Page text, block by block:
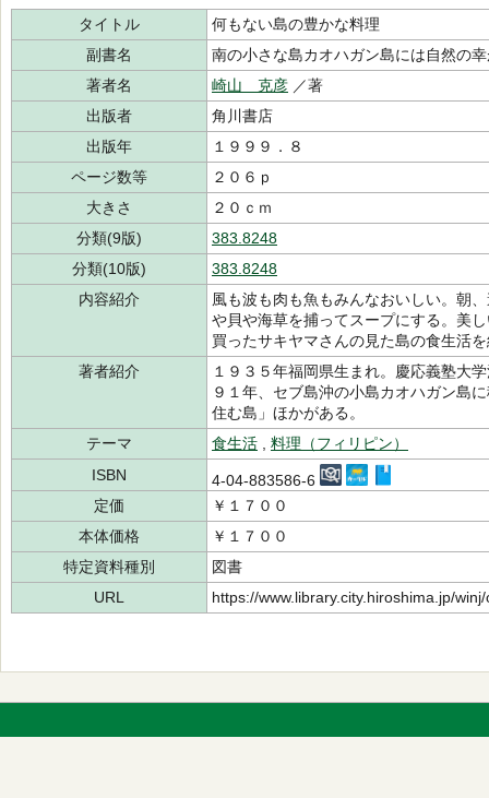
タイトル
何もない島の豊かな料理
副書名
南の小さな島カオハガン島には自然の
著者名
崎山 克彦 ／著
出版者
角川書店
出版年
１９９９．８
ページ数等
２０６ｐ
大きさ
２０ｃｍ
分類(9版)
383.8248
分類(10版)
383.8248
内容紹介
風も波も肉も魚もみんなおいしい。朝
や貝や海草を捕ってスープにする。美
買ったサキヤマさんの見た島の食生活
著者紹介
１９３５年福岡県生まれ。慶応義塾大
９１年、セブ島沖の小島カオハガン島
住む島」ほかがある。
テーマ
食生活
料理（フィリピン）
ISBN
4-04-883586-6
定価
￥１７００
本体価格
￥１７００
特定資料種別
図書
URL
https://www.library.city.hiroshima.jp/